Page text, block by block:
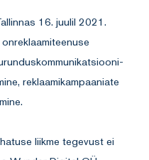
16. juulil 2021.
reklaamikampaaniate
liikme tegevust ei